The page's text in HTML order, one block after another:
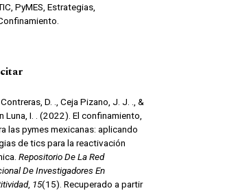
PyMES, Estrategias,
D. ., Ceja Pizano, J. J. ., &
Luna, I. . (2022). El confinamiento,
las pymes mexicanas: aplicando
de tics para la reactivación
Repositorio De La Red
De Investigadores En
, 15(15). Recuperado a partir